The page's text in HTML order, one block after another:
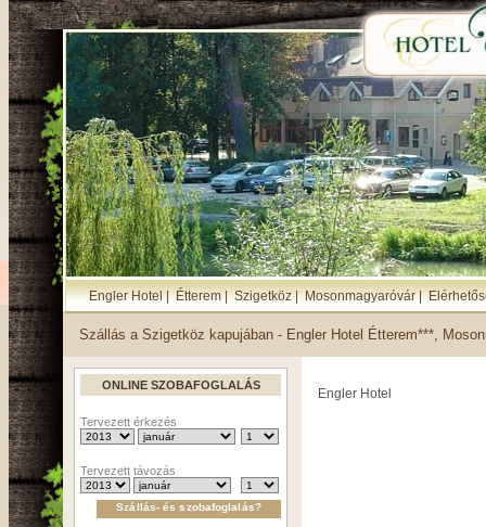
Engler Hotel|Étterem|Szigetköz|Mosonmagyaróvár|
Szállás a Szigetköz kapujában - Engler Hotel Étterem***,
ONLINE SZOBAFOGLALÁS
Tervezett érkezés
Tervezett távozás
Engler Hotel